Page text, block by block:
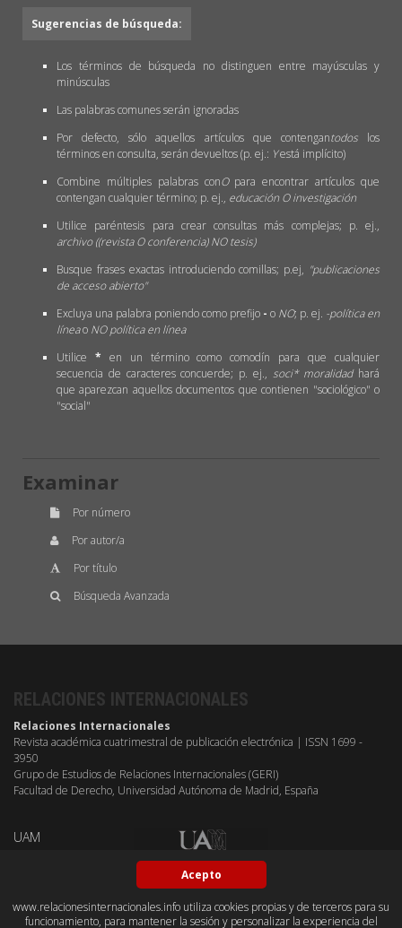
Acepto
www.relacionesinternacionales.info utiliza cookies propias y de terceros para su
funcionamiento, para mantener la sesión y personalizar la experiencia del
Sugerencias de búsqueda:
Los términos de búsqueda no distinguen entre mayúsculas y
minúsculas
Las palabras comunes serán ignoradas
Por defecto, sólo aquellos artículos que contengantodoslos
términos en consulta, serán devueltos (p. ej.: Yestá implícito)
Combine múltiples palabras conOpara encontrar artículos que
contengan cualquier término; p. ej., educación O investigación
Utilice paréntesis para crear consultas más complejas; p. ej.,
archivo ((revista O conferencia) NO tesis)
Busque frases exactas introduciendo comillas; p.ej, "publicaciones
de acceso abierto"
Excluya una palabra poniendo como prefijo - o NO; p. ej. -política en
líneao NO política en línea
Utilice * en un término como comodín para que cualquier
secuencia de caracteres concuerde; p. ej., soci* moralidadhará
que aparezcan aquellos documentos que contienen "sociológico" o
"social"
Examinar
Por número
Por autor/a
Por título
Búsqueda Avanzada
RELACIONES INTERNACIONALES
Relaciones Internacionales
Revista académica cuatrimestral de publicación electrónica | ISSN 1699 -
3950
Grupo de Estudios de Relaciones Internacionales (GERI)
Facultad de Derecho, Universidad Autónoma de Madrid, España
UAM
BY-NC-SA OPEN ACESS GITHUB DUBLIN CORE PKP